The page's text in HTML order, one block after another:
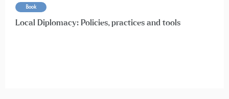
Book
Local Diplomacy: Policies, practices and tools